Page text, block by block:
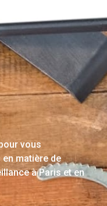
vous
matière de
à Paris et en